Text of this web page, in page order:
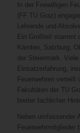
In der Freiwilligen
(FF TU Graz)
Lehrende und
Ein Großteil stammt
Kärnten, Salzburg,
der Steiermark.
Einsatzerfahrung,
Feuerwehren verteilt
Fakultäten der TU
breiter fachlicher
Neben umfassender
Feuerwehrmitglieder